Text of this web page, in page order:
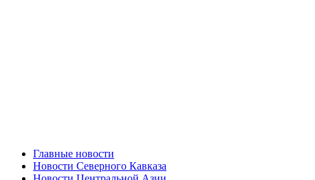
Главные новости
Новости Северного Кавказа